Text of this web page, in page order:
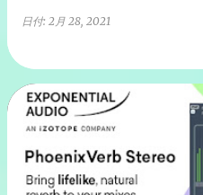
日付: 2月 28, 2021